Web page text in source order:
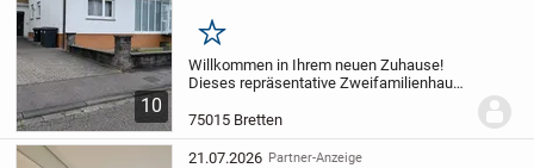
10
Merken
Willkommen in Ihrem neuen Zuhause!
Dieses repräsentative Zweifamilienhaus
Bretten-Diedelsheim besticht durch seine
Großzügigkeit, seine lichtdurchfluteten
Räume...
75015 Bretten
21.07.2026 Partner-Anzeige